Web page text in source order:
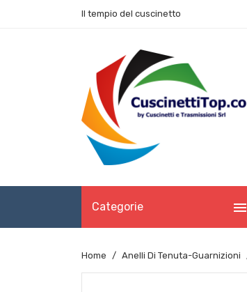
Il tempio del cuscinetto
Categorie 
Home Anelli Di Tenuta-Guarnizioni